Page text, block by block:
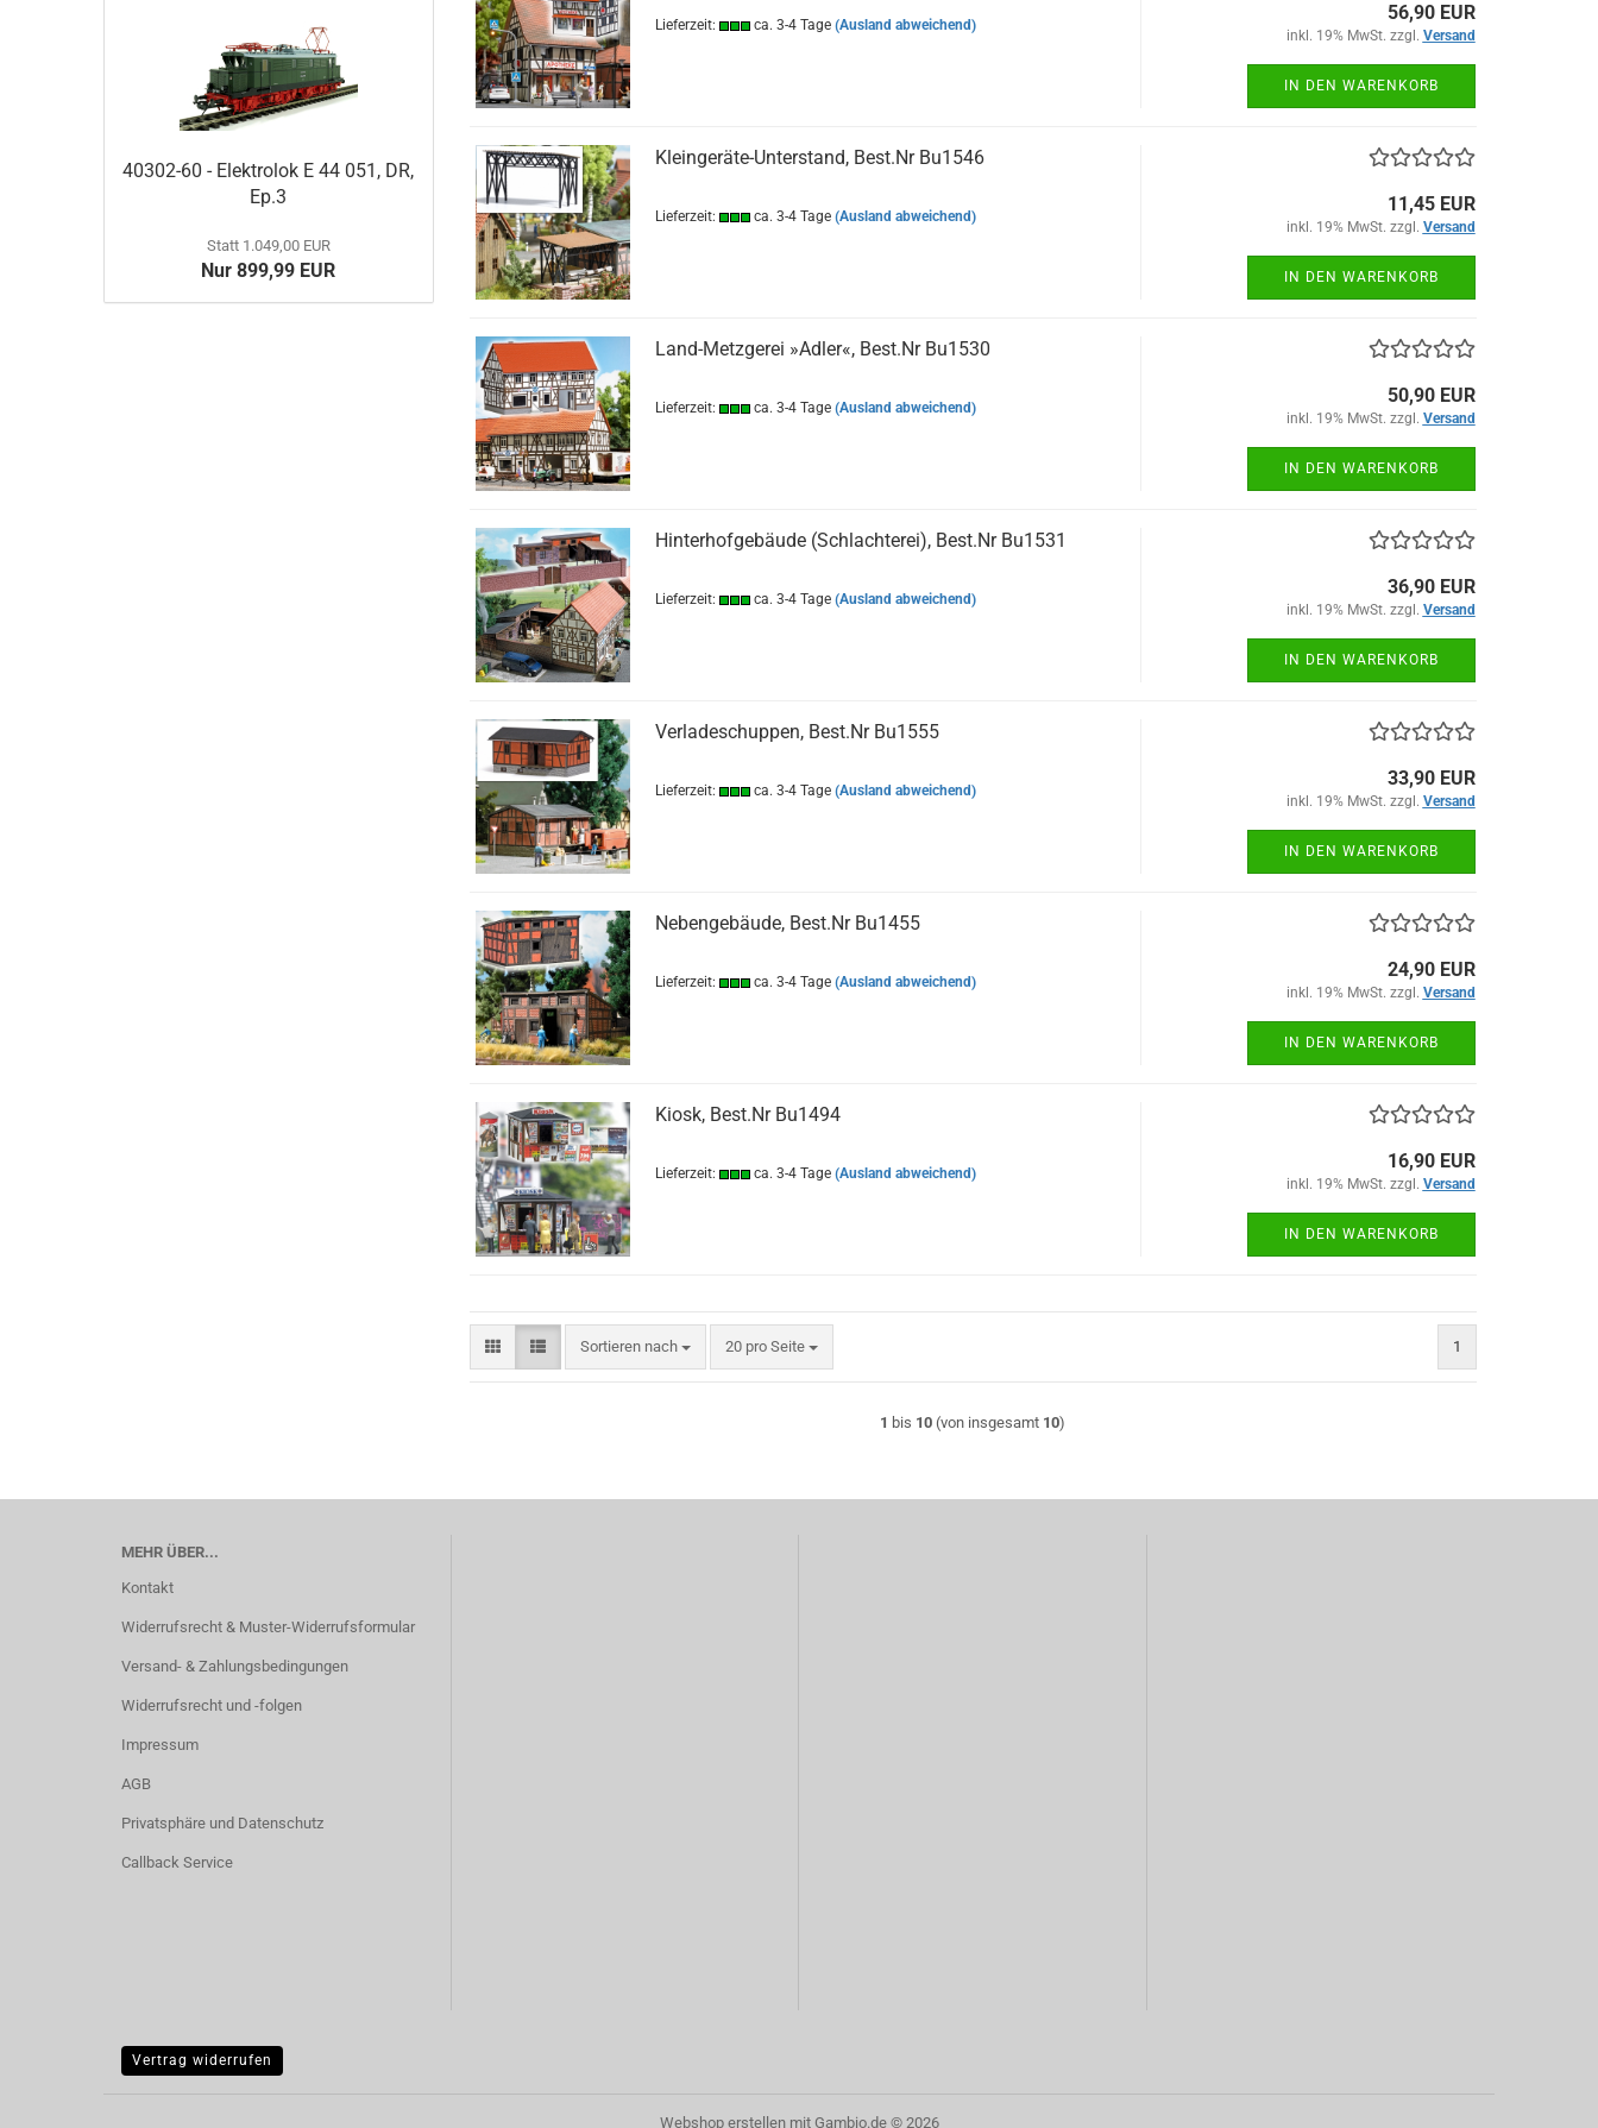
Lieferzeit: ca. 3-4 Tage (Ausland abweichend)
56,90 EUR
inkl. 19% MwSt. zzgl. Versand
IN DEN WARENKORB
Kleingeräte-Unterstand, Best.Nr Bu1546
Lieferzeit: ca. 3-4 Tage (Ausland abweichend)
11,45 EUR
inkl. 19% MwSt. zzgl. Versand
IN DEN WARENKORB
Land-Metzgerei »Adler«, Best.Nr Bu1530
Lieferzeit: ca. 3-4 Tage (Ausland abweichend)
50,90 EUR
inkl. 19% MwSt. zzgl. Versand
IN DEN WARENKORB
Hinterhofgebäude (Schlachterei), Best.Nr Bu1531
Lieferzeit: ca. 3-4 Tage (Ausland abweichend)
36,90 EUR
inkl. 19% MwSt. zzgl. Versand
IN DEN WARENKORB
Verladeschuppen, Best.Nr Bu1555
Lieferzeit: ca. 3-4 Tage (Ausland abweichend)
33,90 EUR
inkl. 19% MwSt. zzgl. Versand
IN DEN WARENKORB
Nebengebäude, Best.Nr Bu1455
Lieferzeit: ca. 3-4 Tage (Ausland abweichend)
24,90 EUR
inkl. 19% MwSt. zzgl. Versand
IN DEN WARENKORB
Kiosk, Best.Nr Bu1494
Lieferzeit: ca. 3-4 Tage (Ausland abweichend)
16,90 EUR
inkl. 19% MwSt. zzgl. Versand
IN DEN WARENKORB
Sortieren nach
Sortieren nach 20 pro Seite
pro Seite 1
1 bis 10 (von insgesamt 10)
40302-60 - Elektrolok E 44 051, DR,
Ep.3
Statt 1.049,00 EUR
Nur 899,99 EUR
MEHR ÜBER...
Kontakt
Widerrufsrecht & Muster-Widerrufsformular
Versand- & Zahlungsbedingungen
Widerrufsrecht und -folgen
Impressum
AGB
Privatsphäre und Datenschutz
Callback Service
Vertrag widerrufen
Webshop erstellenmit Gambio.de © 2026